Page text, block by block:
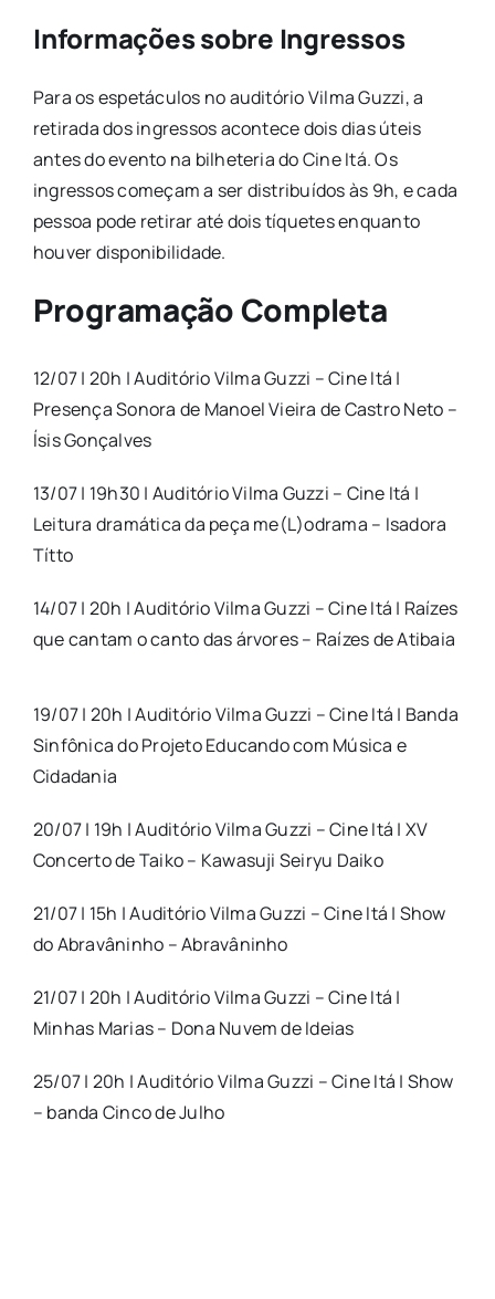
Informações sobre Ingressos
Para os espetáculos no auditório Vilma Guzzi, a
retirada dos ingressos acontece dois dias úteis
antes do evento na bilheteria do Cine Itá. Os
ingressos começam a ser distribuídos às 9h, e cada
pessoa pode retirar até dois tíquetes enquanto
houver disponibilidade.
Programação Completa
12/07 | 20h | Auditório Vilma Guzzi – Cine Itá |
Presença Sonora de Manoel Vieira deCastro Neto –
Ísis Gonçalves
13/07 | 19h30 | Auditório Vilma Guzzi – Cine Itá |
Leitura dramática da peça me(L)odrama – Isadora
Títto
14/07 | 20h | Auditório Vilma Guzzi – Cine Itá | Raízes
que cantam o canto das árvores – RaízesdeAtibaia
19/07 | 20h | Auditório Vilma Guzzi – Cine Itá | Banda
Sinfônica do Projeto Educando com Música e
Cidadania
20/07 | 19h | Auditório Vilma Guzzi – Cine Itá | XV
ConcertodeTaiko – Kawasuji Seiryu Daiko
21/07 | 15h | Auditório Vilma Guzzi – Cine Itá | Show
do Abravâninho – Abravâninho
21/07 | 20h | Auditório Vilma Guzzi – Cine Itá |
Minhas Marias – Dona NuvemdeIdeias
25/07 | 20h | Auditório Vilma Guzzi – Cine Itá | Show
– banda CincodeJulho